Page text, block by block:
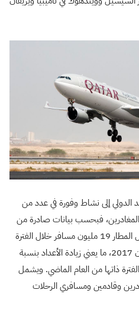
الدولي إلى نشاط وفورة في عدد من
فبحسب بيانات صادرة من
مطار حمد الدولي مؤخرًا، فقد استقبل المطار 19 مليون مسافر خلال الفترة
من يناير/كانون الثاني إلى يونيو/حزيران 2017، ما يعني زيادة الأعداد بنسبة
ذاتها من العام الماضي. ويشمل
وقادمين ومسافري الرحلات